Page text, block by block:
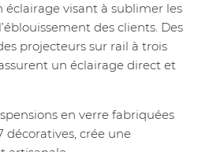
éclairage visant à sublimer les
des clients. Des
projecteurs sur rail à trois
un éclairage direct et
en verre fabriquées
décoratives, crée une